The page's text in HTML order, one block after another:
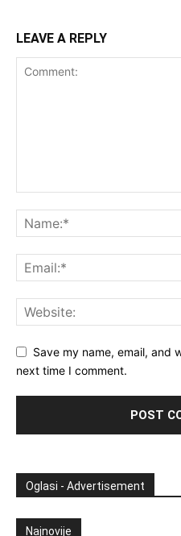
LEAVE A REPLY
Save my name, email, and
next time I comment.
Oglasi - Advertisement
Najnovije